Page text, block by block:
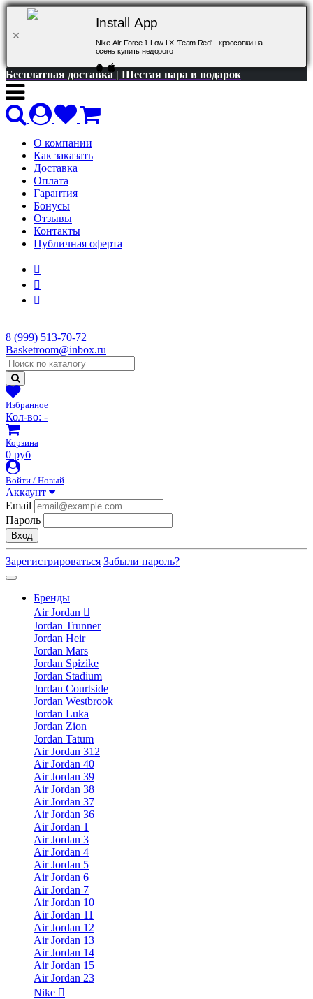
Install App
Nike Air Force 1 Low LX 'Team Red' - кроссовки на
осень купить недорого
Бесплатная доставка | Шестая пара в подарок
О компании
Как заказать
Доставка
Оплата
Гарантия
Бонусы
Отзывы
Контакты
Публичная оферта
8 (999) 513-70-72
Basketroom@inbox.ru
Избранное
Кол-во: -
Корзина
0 руб
Войти / Новый
Аккаунт
Email
Пароль
Вход
Зарегистрироваться Забыли пароль?
Бренды
Air Jordan
Jordan Trunner
Jordan Heir
Jordan Mars
Jordan Spizike
Jordan Stadium
Jordan Courtside
Jordan Westbrook
Jordan Luka
Jordan Zion
Jordan Tatum
Air Jordan 312
Air Jordan 40
Air Jordan 39
Air Jordan 38
Air Jordan 37
Air Jordan 36
Air Jordan 1
Air Jordan 3
Air Jordan 4
Air Jordan 5
Air Jordan 6
Air Jordan 7
Air Jordan 10
Air Jordan 11
Air Jordan 12
Air Jordan 13
Air Jordan 14
Air Jordan 15
Air Jordan 23
Nike